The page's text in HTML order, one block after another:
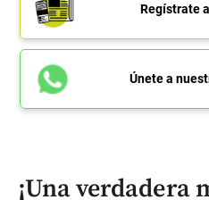
Regístrate
Únete a
¡Una verdadera